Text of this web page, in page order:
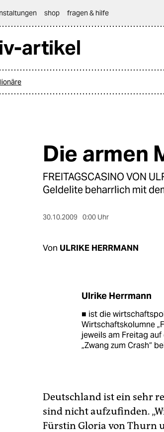
shop fragen & hilfe
artikel
Die armen
FREITAGSCASINO VON
Geldelite beharrlich mit
30.10.2009 0:00 Uhr
Von ULRIKE HERRMANN
Ulrike Herrmann
■ ist die
Wirtschaftskolumne
jeweils am Freitag
„Zwang zum Crash“
Deutschland ist ein sehr
sind nicht aufzufinden.
Fürstin Gloria von Thurn